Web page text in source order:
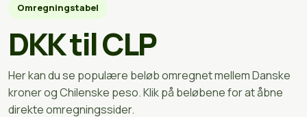
Omregningstabel
DKK til CLP
Her kan du se populære beløb omregnet mellem Danske
kroner og Chilenske peso. Klik på beløbene for at åbne
direkte omregningssider.